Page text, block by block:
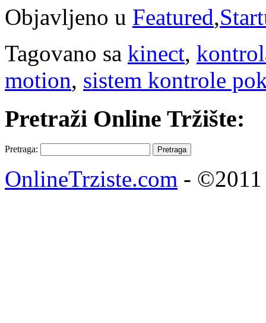
Objavljeno u Featured,
Tagovano sa kinect,
motion, sistem kontrole
Pretraži Online Tržište:
Pretraga:
OnlineTrziste.com - ©2011